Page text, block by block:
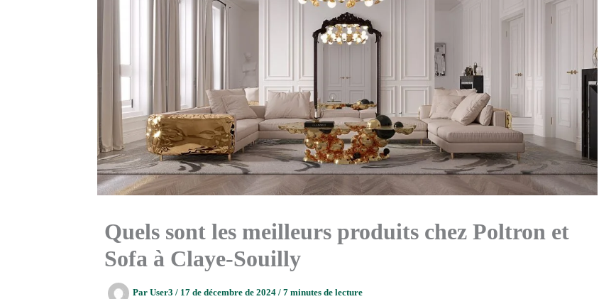
Quels sont les meilleurs produits chez Poltron et
Sofa à Claye-Souilly
Par User3 / 17 de décembre de 2024 / 7 minutes de lecture